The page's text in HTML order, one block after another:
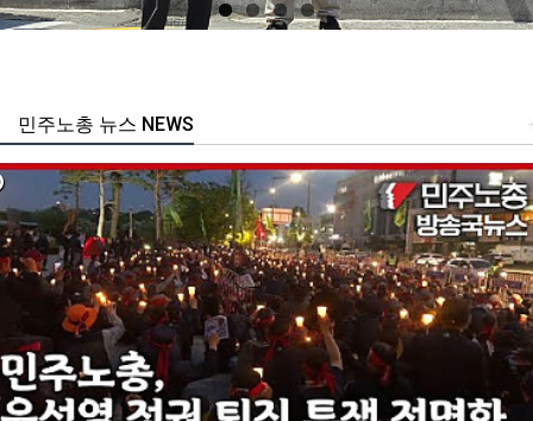
주노총 뉴스 NEWS